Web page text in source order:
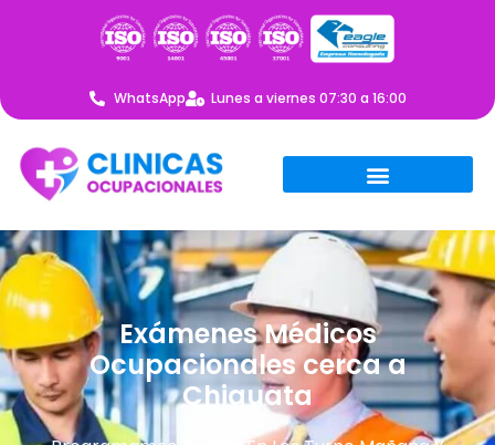
WhatsApp Lunes a viernes 07:30 a 16:00
Exámenes Médicos
Ocupacionales cerca a
Chiguata